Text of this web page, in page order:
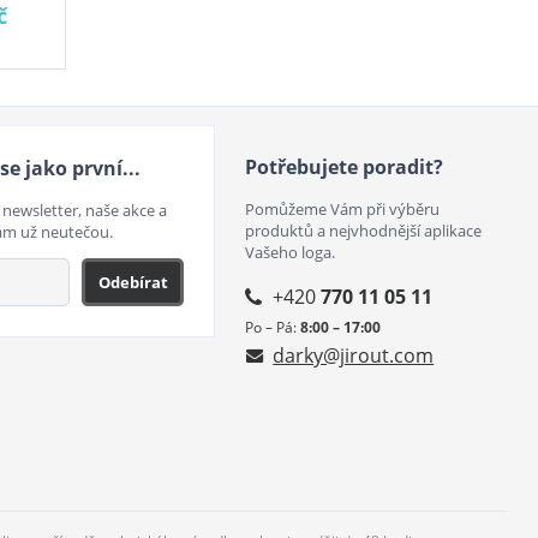
jako první...
naše akce a
už neutečou.
Odebírat
Potřebujete poradit?
Pomůžeme Vám při výběru
produktů a nejvhodnější aplikace
Vašeho loga.
+420770 11 05 11
Po – Pá:8:00 – 17:00
darky@jirout.com